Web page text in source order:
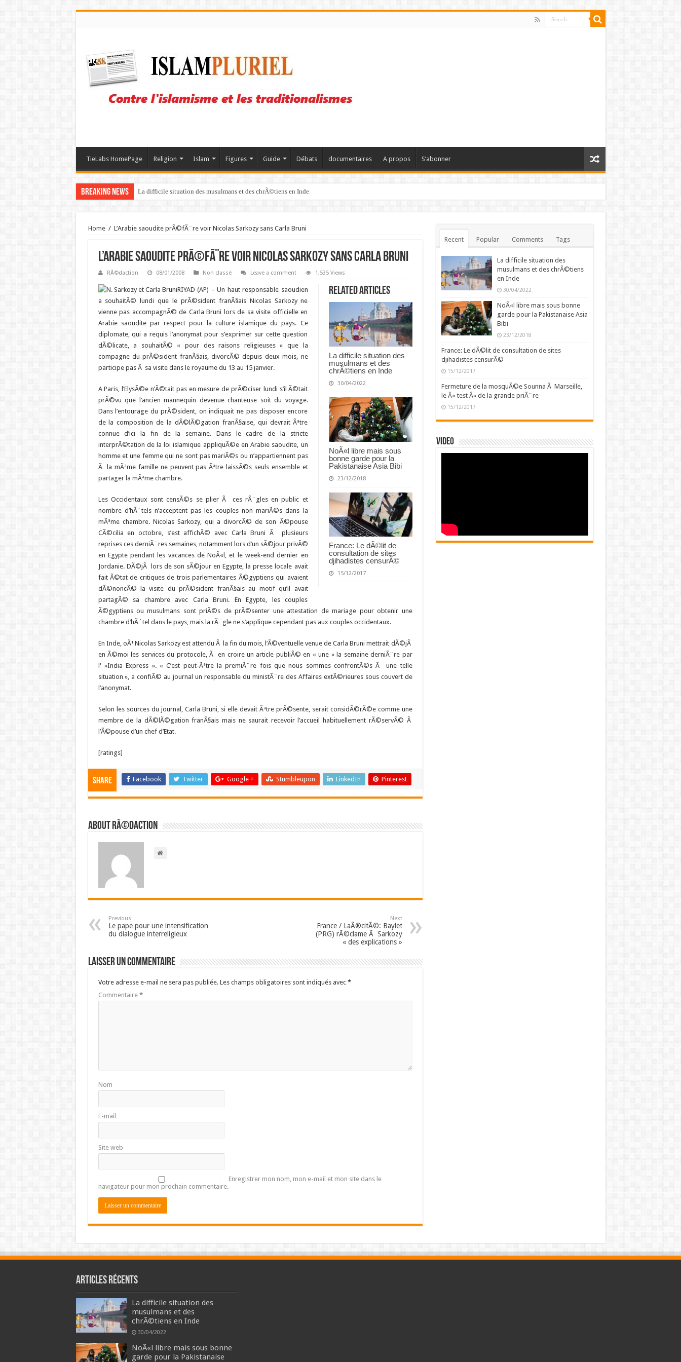
TieLabs HomePage Religion Islam Figures Guide Débats documentaires A propos S’abonner
Breaking News La difficile situation des musulmans et des chrÃ©tiens en Inde
Home / L’Arabie saoudite prÃ©fÃ¨re voir Nicolas Sarkozy sans Carla Bruni
L’Arabie saoudite prÃ©fÃ¨re voir Nicolas Sarkozy sans Carla Bruni
RÃ©daction 08/01/2008 Non classé Leave a comment 1,535 Views
Related Articles
La difficile situation des
musulmans et des
chrÃ©tiens en Inde
30/04/2022
NoÃ«l libre mais sous
bonne garde pour la
Pakistanaise Asia Bibi
23/12/2018
France: Le dÃ©lit de
consultation de sites
djihadistes censurÃ©
15/12/2017
RIYAD (AP) – Un haut responsable saoudien
a souhaitÃ© lundi que le prÃ©sident franÃ§ais Nicolas Sarkozy ne
vienne pas accompagnÃ© de Carla Bruni lors de sa visite officielle en
Arabie saoudite par respect pour la culture islamique du pays. Ce
diplomate, qui a requis l’anonymat pour s’exprimer sur cette question
dÃ©licate,a souhaitÃ© « pour des raisons religieuses » que la
compagne du prÃ©sident franÃ§ais, divorcÃ© depuis deux mois, ne
participe pas Ã sa visite dans le royaume du 13 au 15 janvier.
A Paris, l’ElysÃ©e n’Ã©tait pas en mesure de prÃ©ciser lundi s’il Ã©tait
prÃ©vu que l’ancien mannequin devenue chanteuse soit du voyage.
Dans l’entourage du prÃ©sident, on indiquait ne pas disposer encore
de la composition de la dÃ©lÃ©gation franÃ§aise, qui devrait Ãªtre
connue d’ici la fin de la semaine. Dans le cadre de la stricte
interprÃ©tation de la loi islamique appliquÃ©e en Arabie saoudite, un
homme et une femme qui ne sont pas mariÃ©s ou n’appartiennent pas
Ã la mÃªme famille ne peuvent pas Ãªtre laissÃ©s seuls ensemble et
partager la mÃªme chambre.
Les Occidentaux sont censÃ©s se plier Ã ces rÃ¨gles en public et
nombre d’hÃ´tels n’acceptent pas les couples non mariÃ©s dans la
mÃªme chambre. Nicolas Sarkozy, qui a divorcÃ© de son Ã©pouse
CÃ©cilia en octobre, s’est affichÃ© avec Carla Bruni Ã plusieurs
reprises ces derniÃ¨res semaines, notamment lors d’un sÃ©jour privÃ©
en Egypte pendant les vacances de NoÃ«l, et le week-end dernier en
Jordanie. DÃ©jÃ lors de son sÃ©jour en Egypte, la presse locale avait
fait Ã©tat de critiques de trois parlementaires Ã©gyptiens qui avaient
dÃ©noncÃ© la visite du prÃ©sident franÃ§ais au motif qu’il avait
partagÃ© sa chambre avec Carla Bruni. En Egypte, les couples
Ã©gyptiens ou musulmans sont priÃ©s de prÃ©senter une attestation de mariage pour obtenir une
chambre d’hÃ´tel dans le pays, mais la rÃ¨gle ne s’applique cependant pas aux couples occidentaux.
En Inde, oÃ¹ Nicolas Sarkozy est attendu Ã la fin du mois, l’Ã©ventuelle venue de Carla Bruni mettrait dÃ©jÃ
en Ã©moi les services du protocole, Ã en croire un article publiÃ© en « une » la semaine derniÃ¨re par
l' »India Express ». « C’est peut-Ãªtre la premiÃ¨re fois que nous sommes confrontÃ©s Ã une telle
situation », a confiÃ© au journal un responsable du ministÃ¨re des Affaires extÃ©rieures sous couvert de
l’anonymat.
Selon les sources du journal, Carla Bruni, si elle devait Ãªtre prÃ©sente, serait considÃ©rÃ©e comme une
membre de la dÃ©lÃ©gation franÃ§ais mais ne saurait recevoir l’accueil habituellement rÃ©servÃ© Ã
l’Ã©pouse d’un chef d’Etat.
[ratings]
Share Facebook Twitter Google + Stumbleupon LinkedIn Pinterest
About RÃ©daction
Previous
Le pape pour une intensification
du dialogue interreligieux
Next
France / LaÃ®citÃ©: Baylet
(PRG) rÃ©clame Ã Sarkozy
« des explications »
Laisser un commentaire
Votre adresse e-mail ne sera pas publiée. Les champs obligatoires sont indiqués avec *
Commentaire *
Nom
E-mail
Site web
Enregistrer mon nom, mon e-mail et mon site dans le
navigateur pour mon prochain commentaire.
Recent Popular Comments Tags
La difficile situation des
musulmans et des chrÃ©tiens
en Inde
30/04/2022
NoÃ«l libre mais sous bonne
garde pour la Pakistanaise Asia
Bibi
23/12/2018
France: Le dÃ©lit de consultation de sites
djihadistes censurÃ©
15/12/2017
Fermeture de la mosquÃ©e Sounna Ã Marseille,
le Â« test Â» de la grande priÃ¨re
15/12/2017
Video
Articles récents
La difficile situation des
musulmans et des
chrÃ©tiens en Inde
30/04/2022
NoÃ«l libre mais sous bonne
garde pour la Pakistanaise